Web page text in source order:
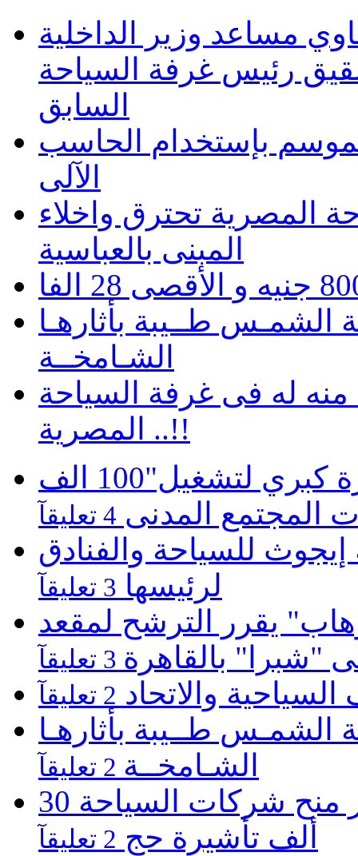
مساعد وزير الداخلية
رئيس غرفة السياحة
السابق
بإستخدام الحاسب
الآلى
المصرية تحترق واخلاء
المبنى بالعباسية
طــيبة بأثارهـا
الشـامخــة
جنيه منه له فى غرفة السياحة
المصرية ..!!
موبينيل تطلق مبادرة كبري لتشغيل"100 الف
المجتمع المدنى 4 تعليقآ
للسياحة والفنادق
لرئيسها 3 تعليقآ
يقرر الترشح لمقعد
"شبرا" بالقاهرة
والاتحاد 2 تعليقآ
طــيبة بأثارهـا
الشـامخــة
اللجنة العليا للحج المصرى تقر منح شركات السياحة 30
ألف تأشيرة حج 2 تعليقآ